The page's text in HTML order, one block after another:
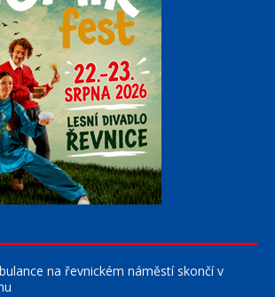
na řevnickém náměstí skončí v